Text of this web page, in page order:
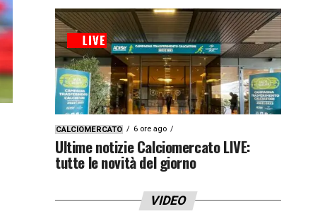
CALCIOMERCATO 6 ore ago
Ultime notizie Calciomercato LIVE:
tutte le novità del giorno
VIDEO